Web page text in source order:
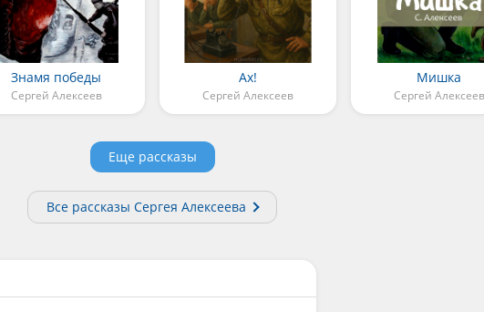
Знамя победы
Сергей Алексеев
Ах!
Сергей Алексеев
Мишка
Сергей Алексеев
Еще рассказы
Все рассказы Сергея Алексеева